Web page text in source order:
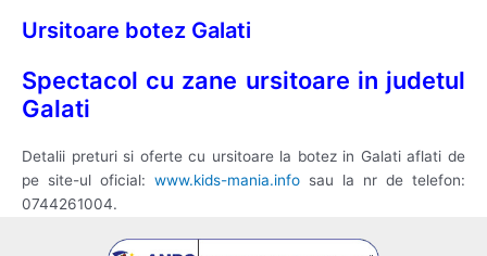
Ursitoare botez Galati
Spectacol cu zane ursitoare in judetul
Galati
Detalii preturi si oferte cu ursitoare la botez in Galati aflati de
pe site-ul oficial: www.kids-mania.info sau la nr de telefon:
0744261004.